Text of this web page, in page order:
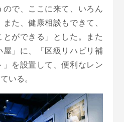
ので、ここに来て、いろん
た、健康相談もできて、
ができる」とした。また
屋」に、「区級リハビリ補
」を設置して、便利なレン
いる。